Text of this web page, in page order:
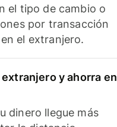
el tipo de cambio o
por transacción
el extranjero.
y ahorra en
dinero llegue más